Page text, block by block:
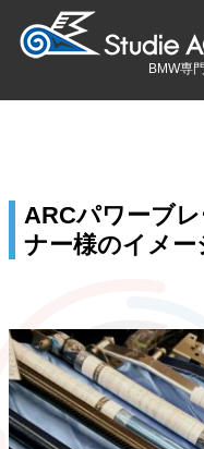
BMW専
ARCパワーブ
ナー様のイメー